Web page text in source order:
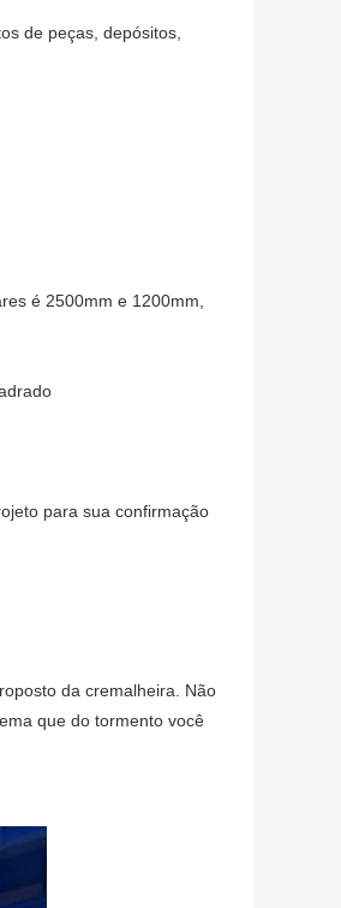
de peças, depósitos,
é 2500mm e 1200mm,
para sua confirmação
da cremalheira. Não
que do tormento você